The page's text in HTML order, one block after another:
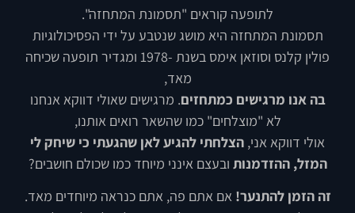
לתופעה קוראים "תסמונת המתחזה".
תסמונת המתחזה היא מושג שנטבע על ידי הפסיכולוגיות
פולין קלנס וסוזאן אימס בשנת -1978 ומגדיר תופעה שכיחה
מאד,
בה אנו מרגישים כמתחזים. מרגישים שאולי דווקא אנחנו
לא "מוצלחים" כמו שהשאר רואים אותנו,
אולי דווקא אני, הצלחתי להגיע לאן שהגעתי כי שיחק לי
המזל, ההזדמנות ובעצם אינני מיוחד כמו שכולם חושבים?
זה הזמן להתנער! אם אתם פה, אתם כנראה מיוחדים מאד.